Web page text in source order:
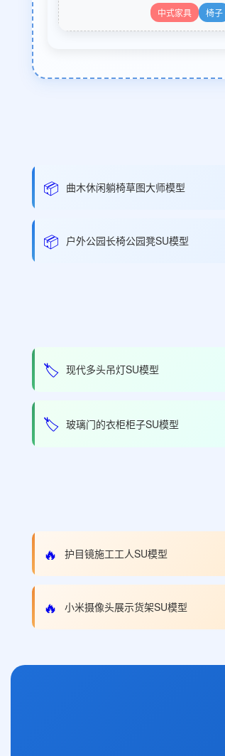
中式家具 椅子
📦 曲木休闲躺椅草图大师模型
📦 户外公园长椅公园凳SU模型
🏷️ 现代多头吊灯SU模型
🏷️ 玻璃门的衣柜柜子SU模型
🔥 护目镜施工工人SU模型
🔥 小米摄像头展示货架SU模型